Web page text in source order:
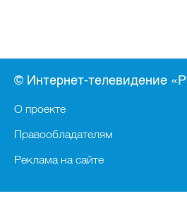
© Интернет-телевидение
О проекте
Правообладателям
Реклама на сайте